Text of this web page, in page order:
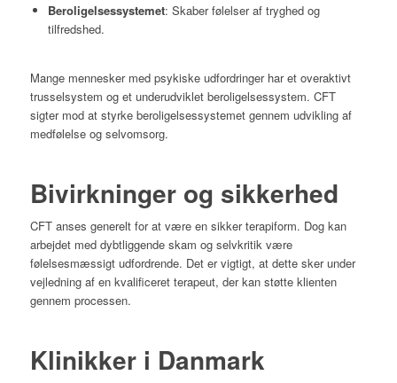
Beroligelsessystemet: Skaber følelser af tryghed og
tilfredshed.
Mange mennesker med psykiske udfordringer har et overaktivt
trusselsystem og et underudviklet beroligelsessystem. CFT
sigter mod at styrke beroligelsessystemet gennem udvikling af
medfølelse og selvomsorg.
Bivirkninger og sikkerhed
CFT anses generelt for at være en sikker terapiform. Dog kan
arbejdet med dybtliggende skam og selvkritik være
følelsesmæssigt udfordrende. Det er vigtigt, at dette sker under
vejledning af en kvalificeret terapeut, der kan støtte klienten
gennem processen.
Klinikker i Danmark